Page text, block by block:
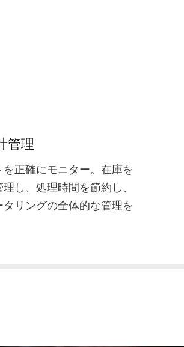
管理
正確にモニター。在庫を
し、処理時間を節約し、
リングの全体的な管理を